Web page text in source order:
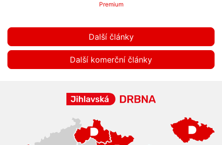
Premium
Další články
Další komerční články